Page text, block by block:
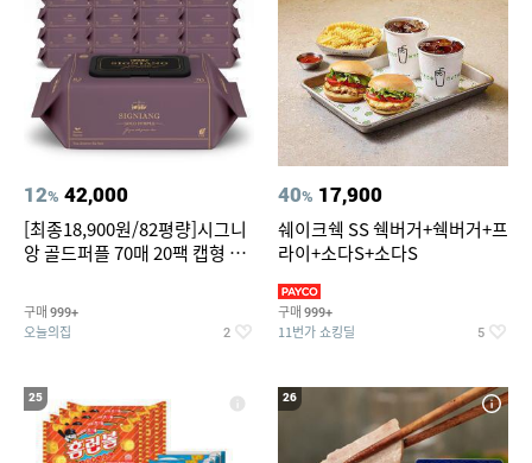
12% 42,000
[최종18,900원/82평량]시그니
앙 골드퍼플 70매 20팩 캡형 아
구매 999+
오늘의집 2
40% 17,900
쉐이크쉑 SS 쉑버거+쉑버거+프
라이+소다S+소다S
구매 999+
11번가 쇼킹딜 5
25 26